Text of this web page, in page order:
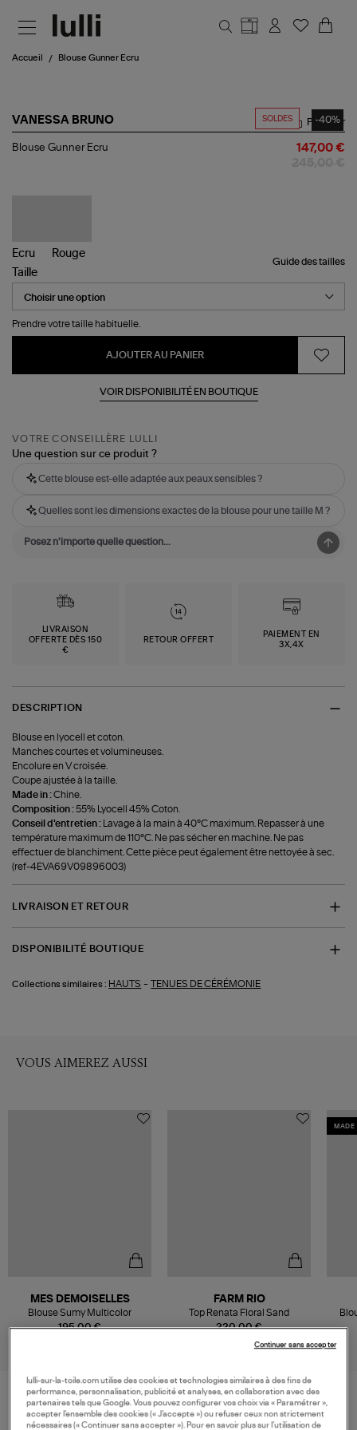
Accueil Blouse Gunner Ecru
SOLDES -40%
VANESSA BRUNO
Blouse
Partager
Blouse Gunner Ecru 147,00 €
Guide des tailles
Taille
Prendre votre taille habituelle.
AJOUTER AU PANIER
VOIR DISPONIBILITÉ EN BOUTIQUE
VOTRE CONSEILLÈRE LULLI
Une question sur ce produit ?
Cette blouse est-elle adaptée aux peaux sensibles ?
Quelles sont les dimensions exactes de la blouse pour une taille M ?
LIVRAISON
OFFERTE DÈS 150
€
RETOUR OFFERT
PAIEMENT EN
3X,4X
DESCRIPTION
Blouse en lyocell et coton.
Manches courtes et volumineuses.
Encolure en V croisée.
Coupe ajustée à la taille.
Made in :Chine.
Composition :55% Lyocell 45% Coton.
Conseil d'entretien :
Lavage à la main à 40°C maximum. Repasser à une
température maximum de 110°C. Ne pas sécher en machine. Ne pas
effectuer de blanchiment. Cette pièce peut également être nettoyée à sec.
(ref-4EVA69V09896003)
LIVRAISON ET RETOUR
DISPONIBILITÉ BOUTIQUE
Collections similaires : HAUTS -TENUES DE CÉRÉMONIE
VOUS AIMEREZ AUSSI
195,00 €
MES DEMOISELLES
Blouse Sumy Multicolor
220,00 €
FARM RIO
Top Renata Floral Sand
MADE
VOS DERNIERS PRODUITS VUS
lulli-sur-la-toile.com utilise des cookies et technologies similaires à des fins de
performance, personnalisation, publicité et analyses, en collaboration avec des
partenaires tels que Google. Vous pouvez configurer vos choix via « Paramétrer »,
accepter l’ensemble des cookies (« J’accepte ») ou refuser ceux non strictement
nécessaires (« Continuer sans accepter »). Pour en savoir plus sur l’utilisation de
Continuer sans accepter